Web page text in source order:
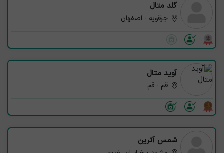
گلد متال
جرقویه - اصفهان
آوید متال
قم - قم
شمس آترین